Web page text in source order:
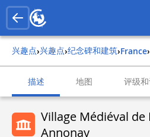
兴趣点› 兴趣点› 纪念碑和建筑› france›
描述 地图 评级
Village Médiéval de
Annonay